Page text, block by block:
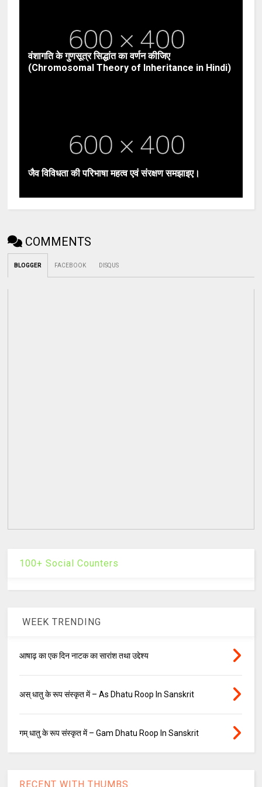
वंशागति के गुणसूत्र सिद्धांत का वर्णन कीजिए
(Chromosomal Theory of Inheritance in Hindi)
जैव विविधता की परिभाषा महत्व एवं संरक्षण समझाइए।
COMMENTS
BLOGGER FACEBOOK DISQUS
100+ Social Counters
WEEK TRENDING
आषाढ़ का एक दिन नाटक का सारांश तथा उद्देश्य
अस् धातु के रूप संस्कृत में – As Dhatu Roop In Sanskrit
गम् धातु के रूप संस्कृत में – Gam Dhatu Roop In Sanskrit
RECENT WITH THUMBS